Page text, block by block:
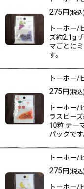
275円(税込)
トーホー/
ズ約2.1g
マごとに
す。
トーホー/
275円(税込)
トーホー/
ラスビー
10粒 テー
パックです
トーホー/
275円(税込)
トーホー/